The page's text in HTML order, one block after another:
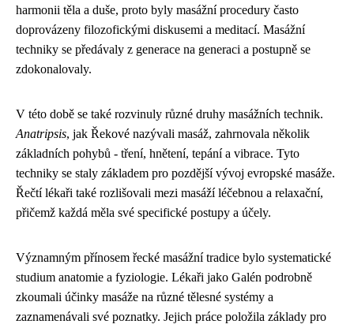
harmonii těla a duše, proto byly masážní procedury často
doprovázeny filozofickými diskusemi a meditací. Masážní
techniky se předávaly z generace na generaci a postupně se
zdokonalovaly.
V této době se také rozvinuly různé druhy masážních technik.
Anatripsis, jak Řekové nazývali masáž, zahrnovala několik
základních pohybů - tření, hnětení, tepání a vibrace. Tyto
techniky se staly základem pro pozdější vývoj evropské masáže.
Řečtí lékaři také rozlišovali mezi masáží léčebnou a relaxační,
přičemž každá měla své specifické postupy a účely.
Významným přínosem řecké masážní tradice bylo systematické
studium anatomie a fyziologie. Lékaři jako Galén podrobně
zkoumali účinky masáže na různé tělesné systémy a
zaznamenávali své poznatky. Jejich práce položila základy pro